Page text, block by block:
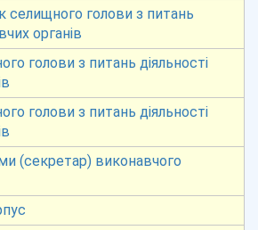
селищного голови з питань
органів
голови з питань діяльності
голови з питань діяльності
(секретар) виконавчого